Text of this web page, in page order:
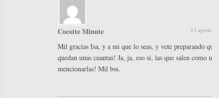
Cocotte Minute 13 agosto,
Mil gracias Isa, y a mi que lo seas, y vete preparando que
quedan unas cuantas! Ja, ja, eso si, las que salen como
mencionarlas! Mil bss.